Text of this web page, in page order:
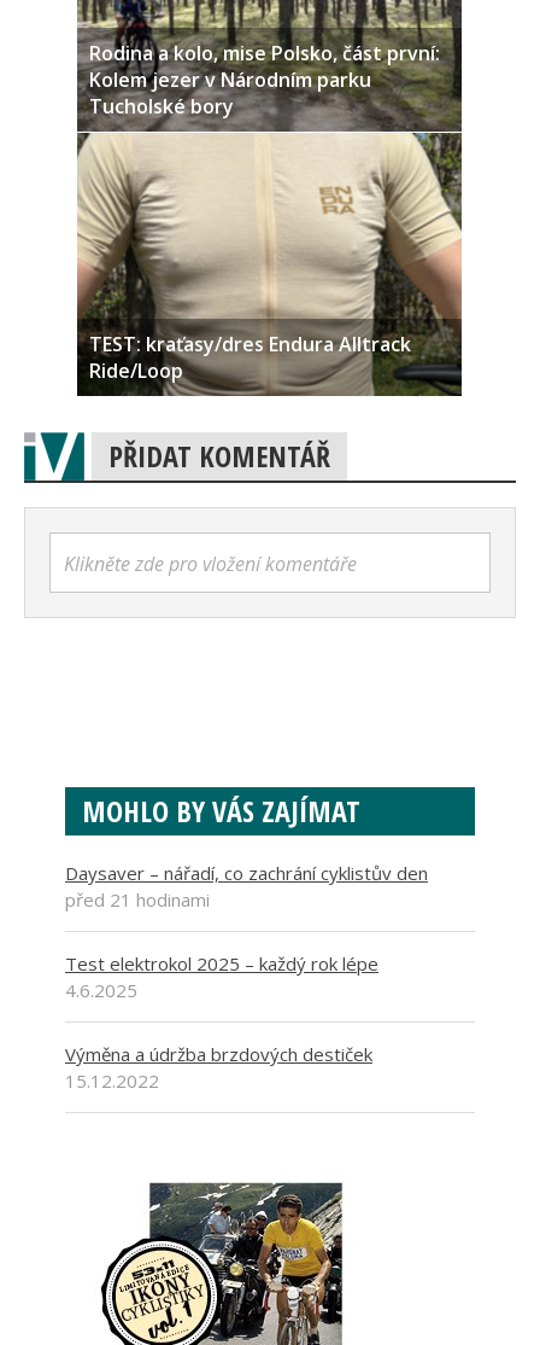
Rodina a kolo, mise Polsko, část první:
Kolem jezer v Národním parku
Tucholské bory
TEST: kraťasy/dres Endura Alltrack
Ride/Loop
PŘIDAT KOMENTÁŘ
Klikněte zde pro vložení komentáře
MOHLO BY VÁS ZAJÍMAT
Daysaver – nářadí, co zachrání cyklistův den
před 21 hodinami
Test elektrokol 2025 – každý rok lépe
4.6.2025
Výměna a údržba brzdových destiček
15.12.2022